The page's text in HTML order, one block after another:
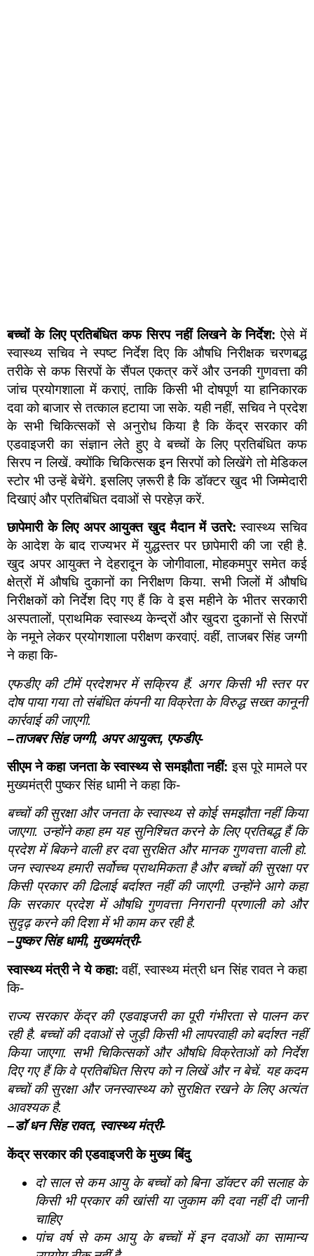
बच्चों के लिए प्रतिबंधित कफ सिरप नहीं लिखने के निर्देश: ऐसे में
स्वास्थ्य सचिव ने स्पष्ट निर्देश दिए कि औषधि निरीक्षक चरणबद्ध
तरीके से कफ सिरपों के सैंपल एकत्र करें और उनकी गुणवत्ता की
जांच प्रयोगशाला में कराएं, ताकि किसी भी दोषपूर्ण या हानिकारक
दवा को बाजार से तत्काल हटाया जा सके. यही नहीं, सचिव ने प्रदेश
के सभी चिकित्सकों से अनुरोध किया है कि केंद्र सरकार की
एडवाइजरी का संज्ञान लेते हुए वे बच्चों के लिए प्रतिबंधित कफ
सिरप न लिखें. क्योंकि चिकित्सक इन सिरपों को लिखेंगे तो मेडिकल
स्टोर भी उन्हें बेचेंगे. इसलिए ज़रूरी है कि डॉक्टर खुद भी जिम्मेदारी
दिखाएं और प्रतिबंधित दवाओं से परहेज़ करें.
छापेमारी के लिए अपर आयुक्त खुद मैदान में उतरे: स्वास्थ्य सचिव
के आदेश के बाद राज्यभर में युद्धस्तर पर छापेमारी की जा रही है.
खुद अपर आयुक्त ने देहरादून के जोगीवाला, मोहकमपुर समेत कई
क्षेत्रों में औषधि दुकानों का निरीक्षण किया. सभी जिलों में औषधि
निरीक्षकों को निर्देश दिए गए हैं कि वे इस महीने के भीतर सरकारी
अस्पतालों, प्राथमिक स्वास्थ्य केन्द्रों और खुदरा दुकानों से सिरपों
के नमूने लेकर प्रयोगशाला परीक्षण करवाएं. वहीं, ताजबर सिंह जग्गी
ने कहा कि-
एफडीए की टीमें प्रदेशभर में सक्रिय हैं. अगर किसी भी स्तर पर
दोष पाया गया तो संबंधित कंपनी या विक्रेता के विरुद्ध सख्त कानूनी
कार्रवाई की जाएगी.
–ताजबर सिंह जग्गी, अपर आयुक्त, एफडीए-
सीएम ने कहा जनता के स्वास्थ्य से समझौता नहीं: इस पूरे मामले पर
मुख्यमंत्री पुष्कर सिंह धामी ने कहा कि-
बच्चों की सुरक्षा और जनता के स्वास्थ्य से कोई समझौता नहीं किया
जाएगा. उन्होंने कहा हम यह सुनिश्चित करने के लिए प्रतिबद्ध हैं कि
प्रदेश में बिकने वाली हर दवा सुरक्षित और मानक गुणवत्ता वाली हो.
जन स्वास्थ्य हमारी सर्वोच्च प्राथमिकता है और बच्चों की सुरक्षा पर
किसी प्रकार की ढिलाई बर्दाश्त नहीं की जाएगी. उन्होंने आगे कहा
कि सरकार प्रदेश में औषधि गुणवत्ता निगरानी प्रणाली को और
सुदृढ़ करने की दिशा में भी काम कर रही है.
–पुष्कर सिंह धामी, मुख्यमंत्री-
स्वास्थ्य मंत्री ने ये कहा: वहीं, स्वास्थ्य मंत्री धन सिंह रावत ने कहा
कि-
राज्य सरकार केंद्र की एडवाइजरी का पूरी गंभीरता से पालन कर
रही है. बच्चों की दवाओं से जुड़ी किसी भी लापरवाही को बर्दाश्त नहीं
किया जाएगा. सभी चिकित्सकों और औषधि विक्रेताओं को निर्देश
दिए गए हैं कि वे प्रतिबंधित सिरप को न लिखें और न बेचें. यह कदम
बच्चों की सुरक्षा और जनस्वास्थ्य को सुरक्षित रखने के लिए अत्यंत
आवश्यक है.
–डॉ धन सिंह रावत, स्वास्थ्य मंत्री-
केंद्र सरकार की एडवाइजरी के मुख्य बिंदु
दो साल से कम आयु के बच्चों को बिना डॉक्टर की सलाह के
किसी भी प्रकार की खांसी या जुकाम की दवा नहीं दी जानी
चाहिए
पांच वर्ष से कम आयु के बच्चों में इन दवाओं का सामान्य